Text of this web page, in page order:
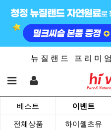
뉴 질 랜 드 프 리 미
베스트 이벤트
전체상품 하이웰초유